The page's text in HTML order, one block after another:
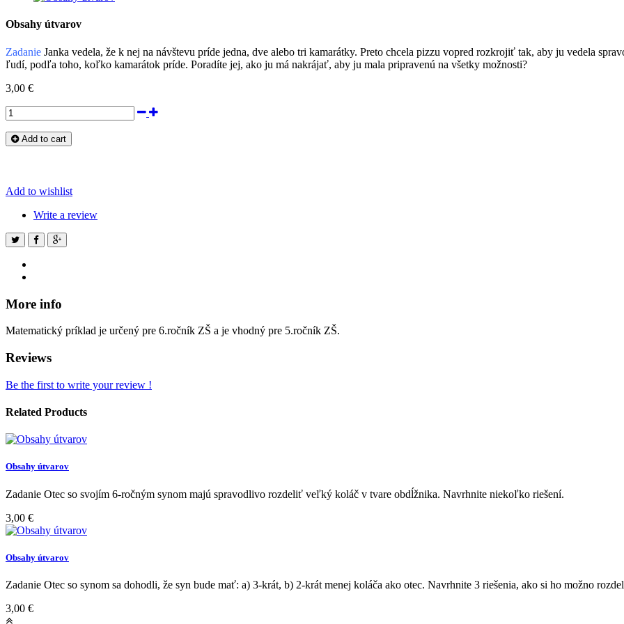
Obsahy útvarov
Zadanie Janka vedela, že k nej na návštevu príde jedna, dve alebo tri kamarátky. Preto chcela pizzu vopred rozkrojiť tak, aby ju vedela
ľudí, podľa toho, koľko kamarátok príde. Poradíte jej, ako ju má nakrájať, aby ju mala pripravenú na všetky možnosti?
3,00 €
Add to cart
Add to wishlist
Write a review
More info
Matematický príklad je určený pre 6.ročník ZŠ a je vhodný pre 5.ročník ZŠ.
Reviews
Be the first to write your review !
Related Products
Obsahy útvarov
Zadanie Otec so svojím 6-ročným synom majú spravodlivo rozdeliť veľký koláč v tvare obdĺžnika. Navrhnite niekoľko riešení.
3,00 €
Obsahy útvarov
Zadanie Otec so synom sa dohodli, že syn bude mať: a) 3-krát, b) 2-krát menej koláča ako otec. Navrhnite 3 riešenia, ako si ho možno
3,00 €